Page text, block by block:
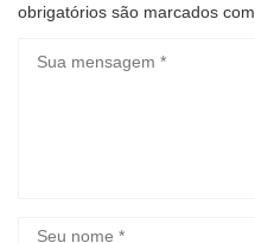
obrigatórios são marcados com